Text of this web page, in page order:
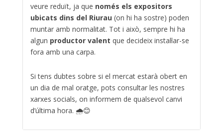
veure reduït, ja que només els expositors
ubicats dins del Riurau(on hi ha sostre) poden
muntar amb normalitat. Tot i això, sempre hi ha
algun productor valent que decideix instal·lar-se
fora amb una carpa.
Si tens dubtes sobre si el mercat estarà obert en
un dia de mal oratge, pots consultar les nostres
xarxes socials, on informem de qualsevol canvi
d’última hora. 🌧️😊